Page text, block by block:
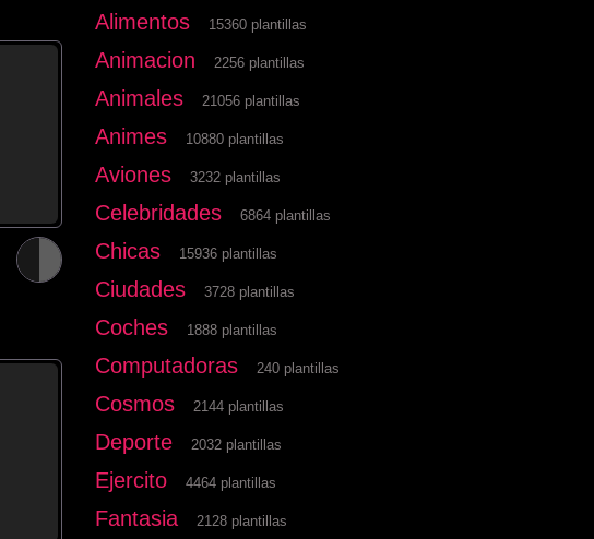
Alimentos 15360 plantillas
Animacion 2256 plantillas
Animales 21056 plantillas
Animes 10880 plantillas
Aviones 3232 plantillas
Celebridades 6864 plantillas
Chicas 15936 plantillas
Ciudades 3728 plantillas
Coches 1888 plantillas
Computadoras 240 plantillas
Cosmos 2144 plantillas
Deporte 2032 plantillas
Ejercito 4464 plantillas
Fantasia 2128 plantillas